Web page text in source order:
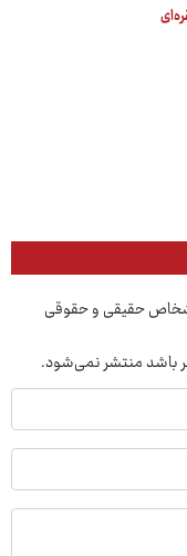
حقیقی و حقوقی
باشد منتشر نمی‌شود.